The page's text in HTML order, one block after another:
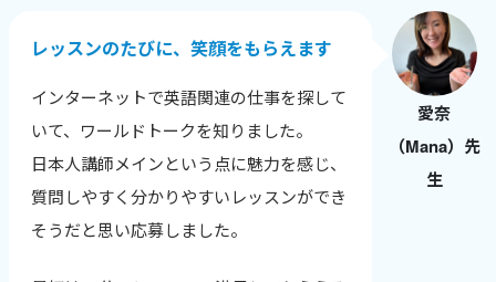
レッスンでは生徒さん本人が気づいていな
い長所や成長のポイントを積極的に伝えて
います。
純粋に生徒さんに英会話を教えることが楽
しいですし、いただく感想も励みになって
います。
愛奈
（Mana）先
生
レッスンのたびに、笑顔をもらえます
インターネットで英語関連の仕事を探して
いて、ワールドトークを知りました。
日本人講師メインという点に魅力を感じ、
質問しやすく分かりやすいレッスンができ
そうだと思い応募しました。